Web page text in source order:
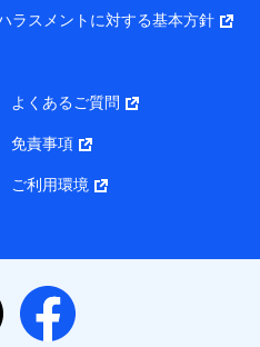
10 アーバンネット日本橋
ランス 代表取締役社長 吉
よる保険のご相談にあたっ
ールアドレス、電話番号、個
料請求の情報（有無を含みま
ラスメントに対する基本方針
よくあるご質問
免責事項
ご利用環境